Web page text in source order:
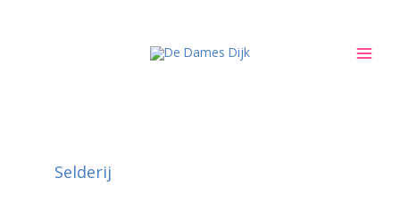
Selderij